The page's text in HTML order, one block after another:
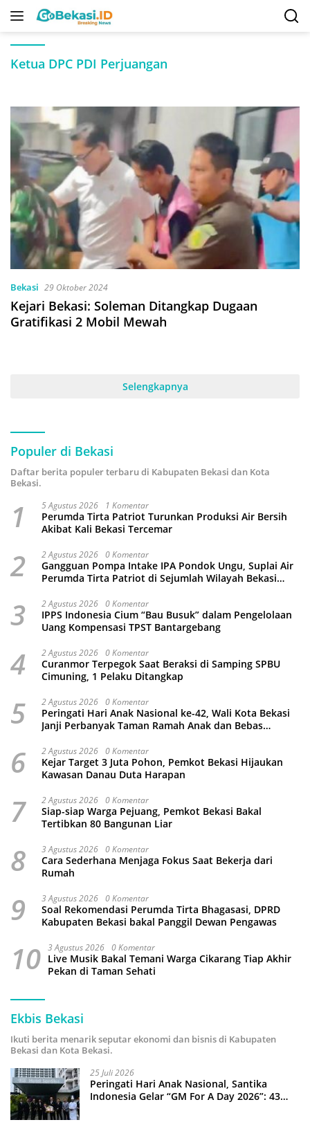
Langsung
Ketua DPC PDI Perjuangan
Bekasi 29 Oktober 2024
Kejari Bekasi: Soleman Ditangkap Dugaan
Gratifikasi 2 Mobil Mewah
Selengkapnya
Populer di Bekasi
Daftar berita populer terbaru di Kabupaten Bekasi dan Kota
Bekasi.
1 5 Agustus 2026 1 Komentar
Perumda Tirta Patriot Turunkan Produksi Air Bersih
Akibat Kali Bekasi Tercemar
2 2 Agustus 2026 0 Komentar
Gangguan Pompa Intake IPA Pondok Ungu, Suplai Air
Perumda Tirta Patriot di Sejumlah Wilayah Bekasi
3 2 Agustus 2026 0 Komentar
IPPS Indonesia Cium “Bau Busuk” dalam Pengelolaan
Uang Kompensasi TPST Bantargebang
4 2 Agustus 2026 0 Komentar
Curanmor Terpegok Saat Beraksi di Samping SPBU
Cimuning, 1 Pelaku Ditangkap
5 2 Agustus 2026 0 Komentar
Peringati Hari Anak Nasional ke-42, Wali Kota Bekasi
Janji Perbanyak Taman Ramah Anak dan Bebas
6 2 Agustus 2026 0 Komentar
Kejar Target 3 Juta Pohon, Pemkot Bekasi Hijaukan
Kawasan Danau Duta Harapan
7 2 Agustus 2026 0 Komentar
Siap-siap Warga Pejuang, Pemkot Bekasi Bakal
Tertibkan 80 Bangunan Liar
8 3 Agustus 2026 0 Komentar
Cara Sederhana Menjaga Fokus Saat Bekerja dari
Rumah
9 3 Agustus 2026 0 Komentar
Soal Rekomendasi Perumda Tirta Bhagasasi, DPRD
Kabupaten Bekasi bakal Panggil Dewan Pengawas
10 3 Agustus 2026 0 Komentar
Live Musik Bakal Temani Warga Cikarang Tiap Akhir
Pekan di Taman Sehati
Ekbis Bekasi
Ikuti berita menarik seputar ekonomi dan bisnis di Kabupaten
Bekasi dan Kota Bekasi.
25 Juli 2026
Peringati Hari Anak Nasional, Santika
Indonesia Gelar “GM For A Day 2026”: 43